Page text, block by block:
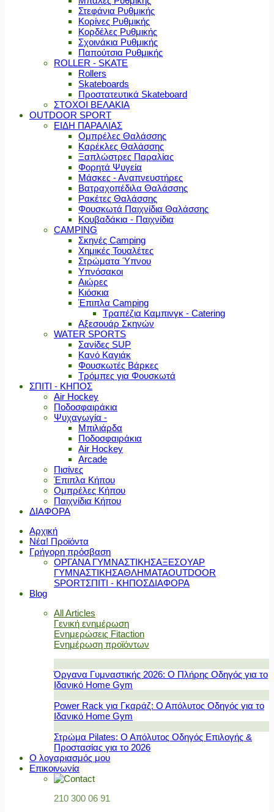
Στεφάνια Ρυθμικής
Κορίνες Ρυθμικής
Κορδέλες Ρυθμικής
Σχοινάκια Ρυθμικής
Παπούτσια Ρυθμικής
ROLLER - SKATE
Rollers
Skateboards
Προστατευτικά Skateboard
ΣΤΟΧΟΙ ΒΕΛΑΚΙΑ
OUTDOOR SPORT
ΕΙΔΗ ΠΑΡΑΛΙΑΣ
Ομπρέλες Θαλάσσης
Καρέκλες Θαλάσσης
Ξαπλώστρες Παραλίας
Φορητά Ψυγεία
Μάσκες - Αναπνευστήρες
Βατραχοπέδιλα Θαλάσσης
Ρακέτες Θαλάσσης
Φουσκωτά Παιχνίδια Θαλάσσης
Κουβαδάκια - Παιχνίδια
CAMPING
Σκηνές Camping
Χημικές Τουαλέτες
Στρώματα Ύπνου
Υπνόσακοι
Αιώρες
Κιόσκια
Έπιπλα Camping
Τραπέζια Καμπινγκ - Catering
Αξεσουάρ Σκηνών
WATER SPORTS
Σανίδες SUP
Κανό Καγιάκ
Φουσκωτές Βάρκες
Τρόμπες για Φουσκωτά
ΣΠΙΤΙ - ΚΗΠΟΣ
Air Hockey
Ποδοσφαιράκια
Ψυχαγωγία -
Μπιλιάρδα
Ποδοσφαιράκια
Air Hockey
Arcade
Πισίνες
Έπιπλα Κήπου
Ομπρέλες Κήπου
Παιχνίδια Κήπου
ΔΙΑΦΟΡΑ
Αρχική
Νέα! Προϊόντα
Γρήγορη πρόσβαση
ΟΡΓΑΝΑ ΓΥΜΝΑΣΤΙΚΗΣΑΞΕΣΟΥΑΡ
ΓΥΜΝΑΣΤΙΚΗΣΑΘΛΗΜΑΤΑOUTDOOR
SPORTΣΠΙΤΙ - ΚΗΠΟΣΔΙΑΦΟΡΑ
Blog
All Articles
Γενική ενημέρωση
Ενημερώσεις Fitaction
Ενημέρωση προϊόντων
Όργανα Γυμναστικής 2026: Ο Πλήρης Οδηγός για το
Ιδανικό Home Gym
Power Rack για Γκαράζ: Ο Απόλυτος Οδηγός για το
Ιδανικό Home Gym
Στρώμα Pilates: Ο Απόλυτος Οδηγός Επιλογής &
Προστασίας για το 2026
Ο λογαριασμός μου
Επικοινωνία
210 300 06 91